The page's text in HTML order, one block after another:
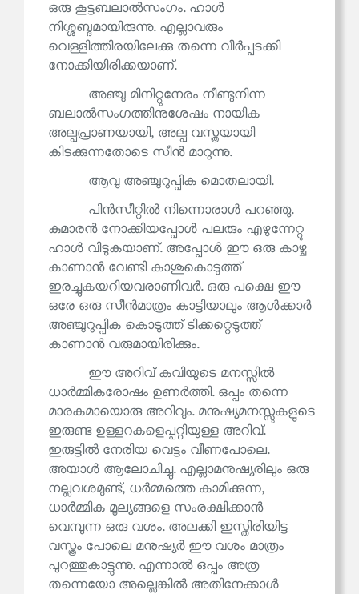
ഒരു കൂട്ടബലാൽസംഗം. ഹാൾ
നിശ്ശബ്ദമായിരുന്നു. എല്ലാവരും
വെള്ളിത്തിരയിലേക്കു തന്നെ വീർപ്പടക്കി
നോക്കിയിരിക്കയാണ്.
അഞ്ചു മിനിറ്റുനേരം നീണ്ടുനിന്ന
ബലാൽസംഗത്തിനുശേഷം നായിക
അല്പപ്രാണയായി, അല്പ വസ്ത്രയായി
കിടക്കുന്നതോടെ സീൻ മാറുന്നു.
ആവു അഞ്ചുറുപ്പിക മൊതലായി.
പിൻസീറ്റിൽ നിന്നൊരാൾ പറഞ്ഞു.
കുമാരൻ നോക്കിയപ്പോൾ പലരും എഴുന്നേറ്റു
ഹാൾ വിടുകയാണ്. അപ്പോൾ ഈ ഒരു കാഴ്ച
കാണാൻ വേണ്ടി കാശുകൊടുത്ത്
ഇരച്ചുകയറിയവരാണിവർ. ഒരു പക്ഷെ ഈ
ഒരേ ഒരു സീൻമാത്രം കാട്ടിയാലും ആൾക്കാർ
അഞ്ചുറുപ്പിക കൊടുത്ത് ടിക്കറ്റെടുത്ത്
കാണാൻ വരുമായിരിക്കും.
ഈ അറിവ് കവിയുടെ മനസ്സിൽ
ധാർമ്മികരോഷം ഉണർത്തി. ഒപ്പം തന്നെ
മാരകമായൊരു അറിവും. മനുഷ്യമനസ്സുകളുടെ
ഇരുണ്ട ഉള്ളറകളെപ്പറ്റിയുള്ള അറിവ്.
ഇരുട്ടിൽ നേരിയ വെട്ടം വീണപോലെ.
അയാൾ ആലോചിച്ചു. എല്ലാമനുഷ്യരിലും ഒരു
നല്ലവശമുണ്ട്, ധർമ്മത്തെ കാമിക്കുന്ന,
ധാർമ്മിക മൂല്യങ്ങളെ സംരക്ഷിക്കാൻ
വെമ്പുന്ന ഒരു വശം. അലക്കി ഇസ്തിരിയിട്ട
വസ്ത്രം പോലെ മനുഷ്യർ ഈ വശം മാത്രം
പുറത്തുകാട്ടുന്നു. എന്നാൽ ഒപ്പം അത്ര
തന്നെയോ അല്ലെങ്കിൽ അതിനേക്കാൾ